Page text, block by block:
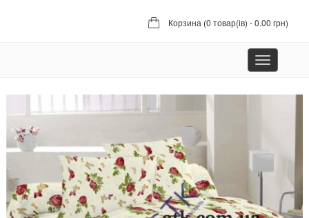
Корзина (0 товар(ів) - 0.00 грн)
Toggle
navigation